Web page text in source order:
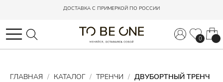
ДОСТАВКА С ПРИМЕРКОЙ ПО РОССИИ
0
ДОСТАВКА С ПРИМЕРКОЙ ПО РОССИИ
0
ГЛАВНАЯ КАТАЛОГ ТРЕНЧИ
ДВУБОРТНЫЙ ТРЕНЧ